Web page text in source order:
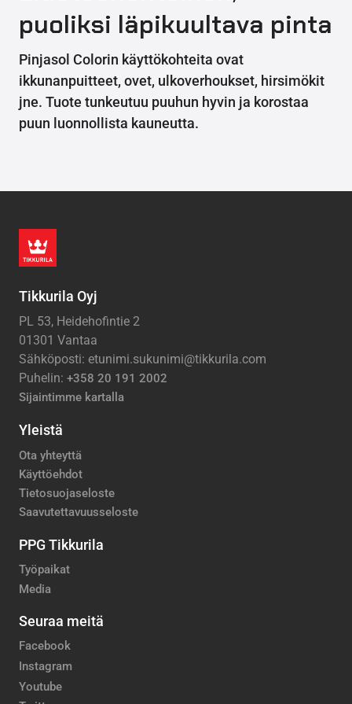
puoliksi läpikuultava pinta
Pinjasol Colorin käyttökohteita ovat
ikkunanpuitteet, ovet, ulkoverhoukset, hirsimökit
jne. Tuote tunkeutuu puuhun hyvin ja korostaa
puun luonnollista kauneutta.
Tikkurila Oyj
PL 53, Heidehofintie 2
01301 Vantaa
Sähköposti: etunimi.sukunimi@tikkurila.com
Puhelin: +358 20 191 2002
Sijaintimme kartalla
Yleistä
Ota yhteyttä
Käyttöehdot
Tietosuojaseloste
Saavutettavuusseloste
PPG Tikkurila
Työpaikat
Media
Seuraa meitä
Facebook
Instagram
Youtube